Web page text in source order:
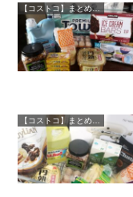
【コストコ】まとめ買いのススメ